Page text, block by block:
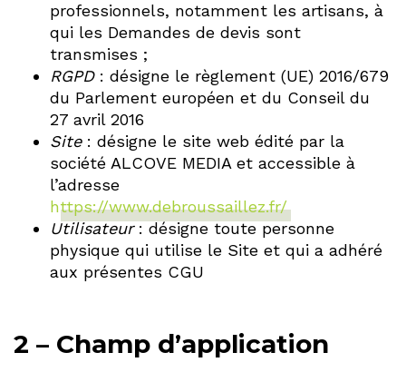
professionnels, notamment les artisans, à
qui les Demandes de devis sont
transmises ;
RGPD : désigne le règlement (UE) 2016/679
du Parlement européen et du Conseil du
27 avril 2016
Site : désigne le site web édité par la
société ALCOVE MEDIA et accessible à
l’adresse
https://www.debroussaillez.fr/
Utilisateur : désigne toute personne
physique qui utilise le Site et qui a adhéré
aux présentes CGU
2 – Champ d’application